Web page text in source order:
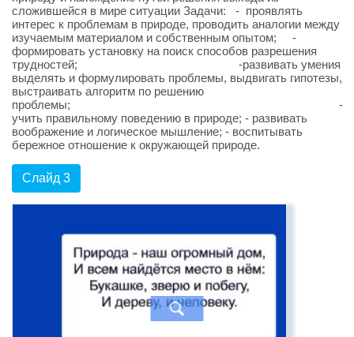
сложившейся в мире ситуации Задачи: - проявлять
интерес к проблемам в природе, проводить аналогии между
изучаемым материалом и собственным опытом; -
формировать установку на поиск способов разрешения
трудностей; -развивать умения
выделять и формулировать проблемы, выдвигать гипотезы,
выстраивать алгоритм по решению
проблемы; -
учить правильному поведению в природе; - развивать
воображение и логическое мышление; - воспитывать
бережное отношение к окружающей природе.
Слайд 3